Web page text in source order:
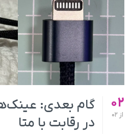
02
از
گام بعدی:
در رقابت با متا